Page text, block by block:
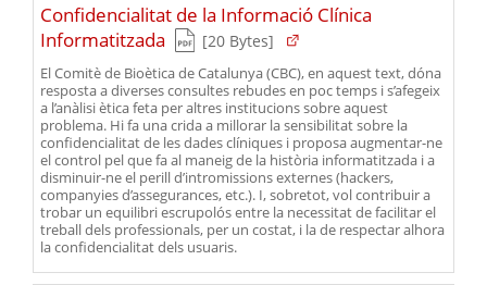
Confidencialitat de la Informació Clínica
Informatitzada
(Tipus de fitxer pdf)
(Pes del fitxer)
[20 Bytes]
El Comitè de Bioètica de Catalunya (CBC), en aquest text, dóna
resposta a diverses consultes rebudes en poc temps i s’afegeix
a l’anàlisi ètica feta per altres institucions sobre aquest
problema. Hi fa una crida a millorar la sensibilitat sobre la
confidencialitat de les dades clíniques i proposa augmentar-ne
el control pel que fa al maneig de la història informatitzada i a
disminuir-ne el perill d’intromissions externes (hackers,
companyies d’assegurances, etc.). I, sobretot, vol contribuir a
trobar un equilibri escrupolós entre la necessitat de facilitar el
treball dels professionals, per un costat, i la de respectar alhora
la confidencialitat dels usuaris.